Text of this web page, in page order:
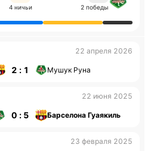
4 ничьи 2 победы
22 апреля 2026
2 : 1 Мушук Руна
22 июня 2025
0 : 5 Барселона Гуаякиль
23 февраля 2025